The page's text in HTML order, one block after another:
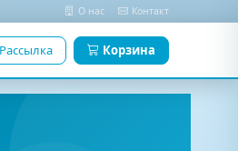
О нас Контакт
Рассылка Корзина